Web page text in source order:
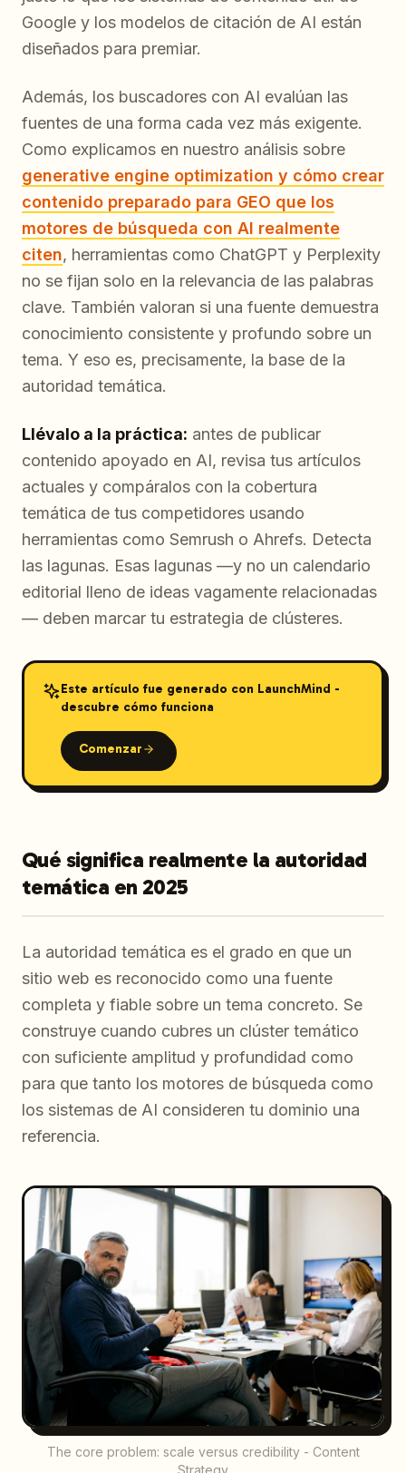
Google y los modelos de citación de AI están
diseñados para premiar.
Además, los buscadores con AI evalúan las
fuentes de una forma cada vez más exigente.
Como explicamos en nuestro análisis sobre
generative engine optimization y cómo crear
contenido preparado para GEO que los
motores de búsqueda con AI realmente
citen, herramientas como ChatGPT y Perplexity
no se fijan solo en la relevancia de las palabras
clave. También valoran si una fuente demuestra
conocimiento consistente y profundo sobre un
tema. Y eso es, precisamente, la base de la
autoridad temática.
Llévalo a la práctica: antes de publicar
contenido apoyado en AI, revisa tus artículos
actuales y compáralos con la cobertura
temática de tus competidores usando
herramientas como Semrush o Ahrefs. Detecta
las lagunas. Esas lagunas —y no un calendario
editorial lleno de ideas vagamente relacionadas
— deben marcar tu estrategia de clústeres.
Este artículo fue generado con LaunchMind -
descubre cómo funciona
Comenzar
Qué significa realmente la autoridad
temática en 2025
La autoridad temática es el grado en que un
sitio web es reconocido como una fuente
completa y fiable sobre un tema concreto. Se
construye cuando cubres un clúster temático
con suficiente amplitud y profundidad como
para que tanto los motores de búsqueda como
los sistemas de AI consideren tu dominio una
referencia.
The core problem: scale versus credibility - Content